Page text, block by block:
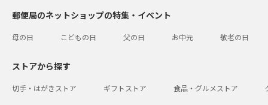
郵便局のネットショップの特集・イベント
母の日 こどもの日 父の日 お中元 敬老の日
ストアから探す
切手・はがきストア ギフトストア 食品・グルメストア